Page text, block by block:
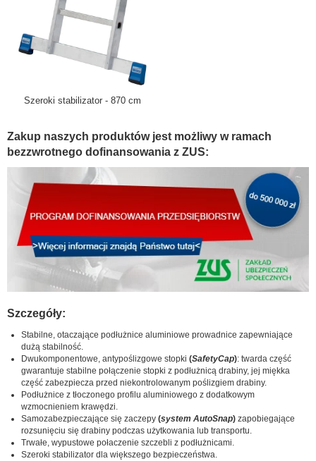
Szeroki stabilizator - 870 cm
Zakup naszych produktów jest możliwy w ramach
bezzwrotnego dofinansowania z ZUS:
Szczegóły:
Stabilne, otaczające podłużnice aluminiowe prowadnice zapewniające
dużą stabilność.
Dwukomponentowe, antypoślizgowe stopki (SafetyCap): twarda część
gwarantuje stabilne połączenie stopki z podłużnicą drabiny, jej miękka
część zabezpiecza przed niekontrolowanym poślizgiem drabiny.
Podłużnice z tłoczonego profilu aluminiowego z dodatkowym
wzmocnieniem krawędzi.
Samozabezpieczające się zaczepy (system AutoSnap) zapobiegające
rozsunięciu się drabiny podczas użytkowania lub transportu.
Trwałe, wypustowe połaczenie szczebli z podłużnicami.
Szeroki stabilizator dla większego bezpieczeństwa.